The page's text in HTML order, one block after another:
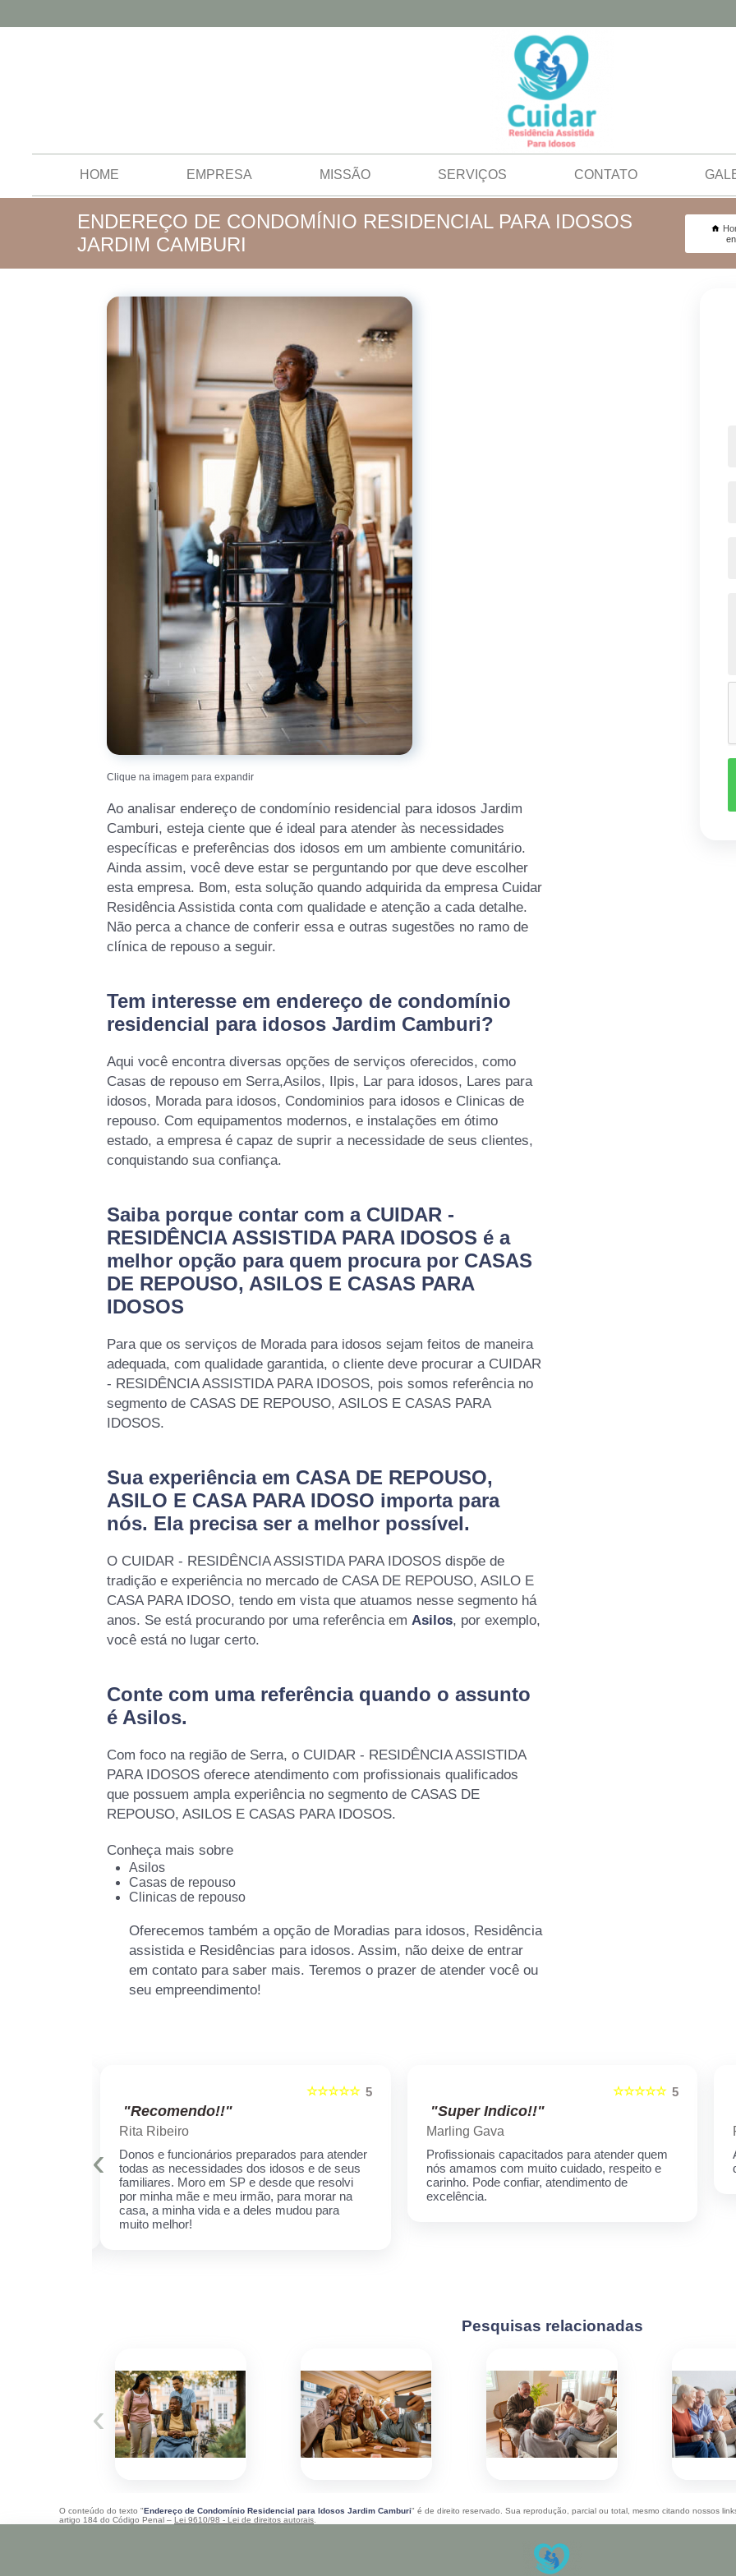
HOME EMPRESA MISSÃO SERVIÇOS CONTATO
ENDEREÇO DE CONDOMÍNIO RESIDENCIAL PARA IDOSOS
JARDIM CAMBURI
Clique na imagem para expandir
Ao analisar endereço de condomínio residencial para idosos Jardim
Camburi, esteja ciente que é ideal para atender às necessidades
específicas e preferências dos idosos em um ambiente comunitário.
Ainda assim, você deve estar se perguntando por que deve escolher
esta empresa. Bom, esta solução quando adquirida da empresa Cuidar
Residência Assistida conta com qualidade e atenção a cada detalhe.
Não perca a chance de conferir essa e outras sugestões no ramo de
clínica de repouso a seguir.
Tem interesse em endereço de condomínio
residencial para idosos Jardim Camburi?
Aqui você encontra diversas opções de serviços oferecidos, como
Casas de repouso em Serra,Asilos, Ilpis, Lar para idosos, Lares para
idosos, Morada para idosos, Condominios para idosos e Clinicas de
repouso. Com equipamentos modernos, e instalações em ótimo
estado, a empresa é capaz de suprir a necessidade de seus clientes,
conquistando sua confiança.
Saiba porque contar com a CUIDAR -
RESIDÊNCIA ASSISTIDA PARA IDOSOS é a
melhor opção para quem procura por CASAS
DE REPOUSO, ASILOS E CASAS PARA
IDOSOS
Para que os serviços de Morada para idosos sejam feitos de maneira
adequada, com qualidade garantida, o cliente deve procurar a CUIDAR
- RESIDÊNCIA ASSISTIDA PARA IDOSOS, pois somos referência no
segmento de CASAS DE REPOUSO, ASILOS E CASAS PARA
IDOSOS.
Sua experiência em CASA DE REPOUSO,
ASILO E CASA PARA IDOSO importa para
nós. Ela precisa ser a melhor possível.
O CUIDAR - RESIDÊNCIA ASSISTIDA PARA IDOSOS dispõe de
tradição e experiência no mercado de CASA DE REPOUSO, ASILO E
CASA PARA IDOSO, tendo em vista que atuamos nesse segmento há
anos. Se está procurando por uma referência em Asilos, por exemplo,
você está no lugar certo.
Conte com uma referência quando o assunto
é Asilos.
Com foco na região de Serra, o CUIDAR - RESIDÊNCIA ASSISTIDA
PARA IDOSOS oferece atendimento com profissionais qualificados
que possuem ampla experiência no segmento de CASAS DE
REPOUSO, ASILOS E CASAS PARA IDOSOS.
Conheça mais sobre
Asilos
Casas de repouso
Clinicas de repouso
Oferecemos também a opção de Moradias para idosos, Residência
assistida e Residências para idosos. Assim, não deixe de entrar
em contato para saber mais. Teremos o prazer de atender você ou
seu empreendimento!
5
☆☆☆☆☆
"Recomendo!!"
Rita Ribeiro
Donos e funcionários preparados para atender
todas as necessidades dos idosos e de seus
familiares. Moro em SP e desde que resolvi
por minha mãe e meu irmão, para morar na
casa, a minha vida e a deles mudou para
muito melhor!
5
☆☆☆☆☆
"Super Indico!!"
Marling Gava
Profissionais capacitados para atender quem
nós amamos com muito cuidado, respeito e
carinho. Pode confiar, atendimento de
excelência.
‹
Pesquisas relacionadas
‹
O conteúdo do texto "Endereço de Condomínio Residencial para Idosos Jardim Camburi" é de direito reservado. Sua reprodução, parcial ou total, mesmo citando nossos
artigo 184 do Código Penal – Lei 9610/98 - Lei de direitos autorais